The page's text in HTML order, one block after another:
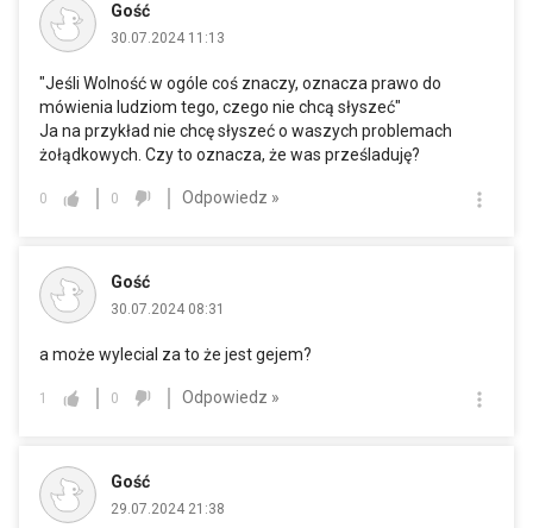
Gość
30.07.2024 11:13
"Jeśli Wolność w ogóle coś znaczy, oznacza prawo do
mówienia ludziom tego, czego nie chcą słyszeć"
Ja na przykład nie chcę słyszeć o waszych problemach
żołądkowych. Czy to oznacza, że was prześladuję?
0 0 Odpowiedz »
Gość
30.07.2024 08:31
a może wylecial za to że jest gejem?
1 0 Odpowiedz »
Gość
29.07.2024 21:38